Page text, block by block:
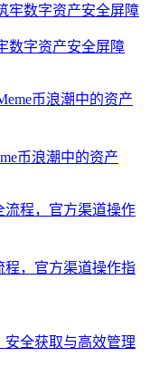
数字资产安全屏障
币浪潮中的资产
程，官方渠道操作指